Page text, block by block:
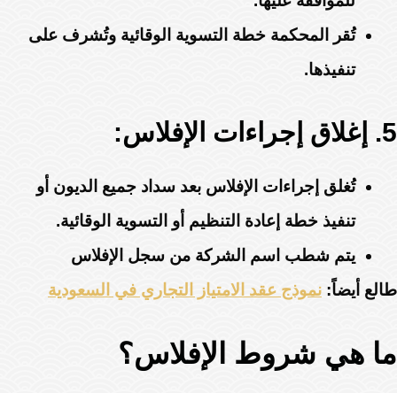
تُقر المحكمة خطة التسوية الوقائية وتُشرف على
تنفيذها.
5. إغلاق إجراءات الإفلاس:
تُغلق إجراءات الإفلاس بعد سداد جميع الديون أو
تنفيذ خطة إعادة التنظيم أو التسوية الوقائية.
يتم شطب اسم الشركة من سجل الإفلاس
طالع أيضاً: نموذج عقد الامتياز التجاري في السعودية
ما هي شروط الإفلاس؟